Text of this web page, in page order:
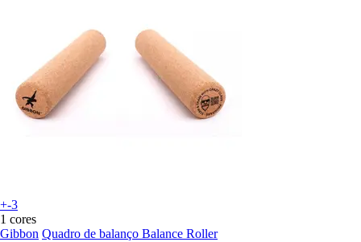
+-3
1 cores
Gibbon Quadro de balanço Balance Roller